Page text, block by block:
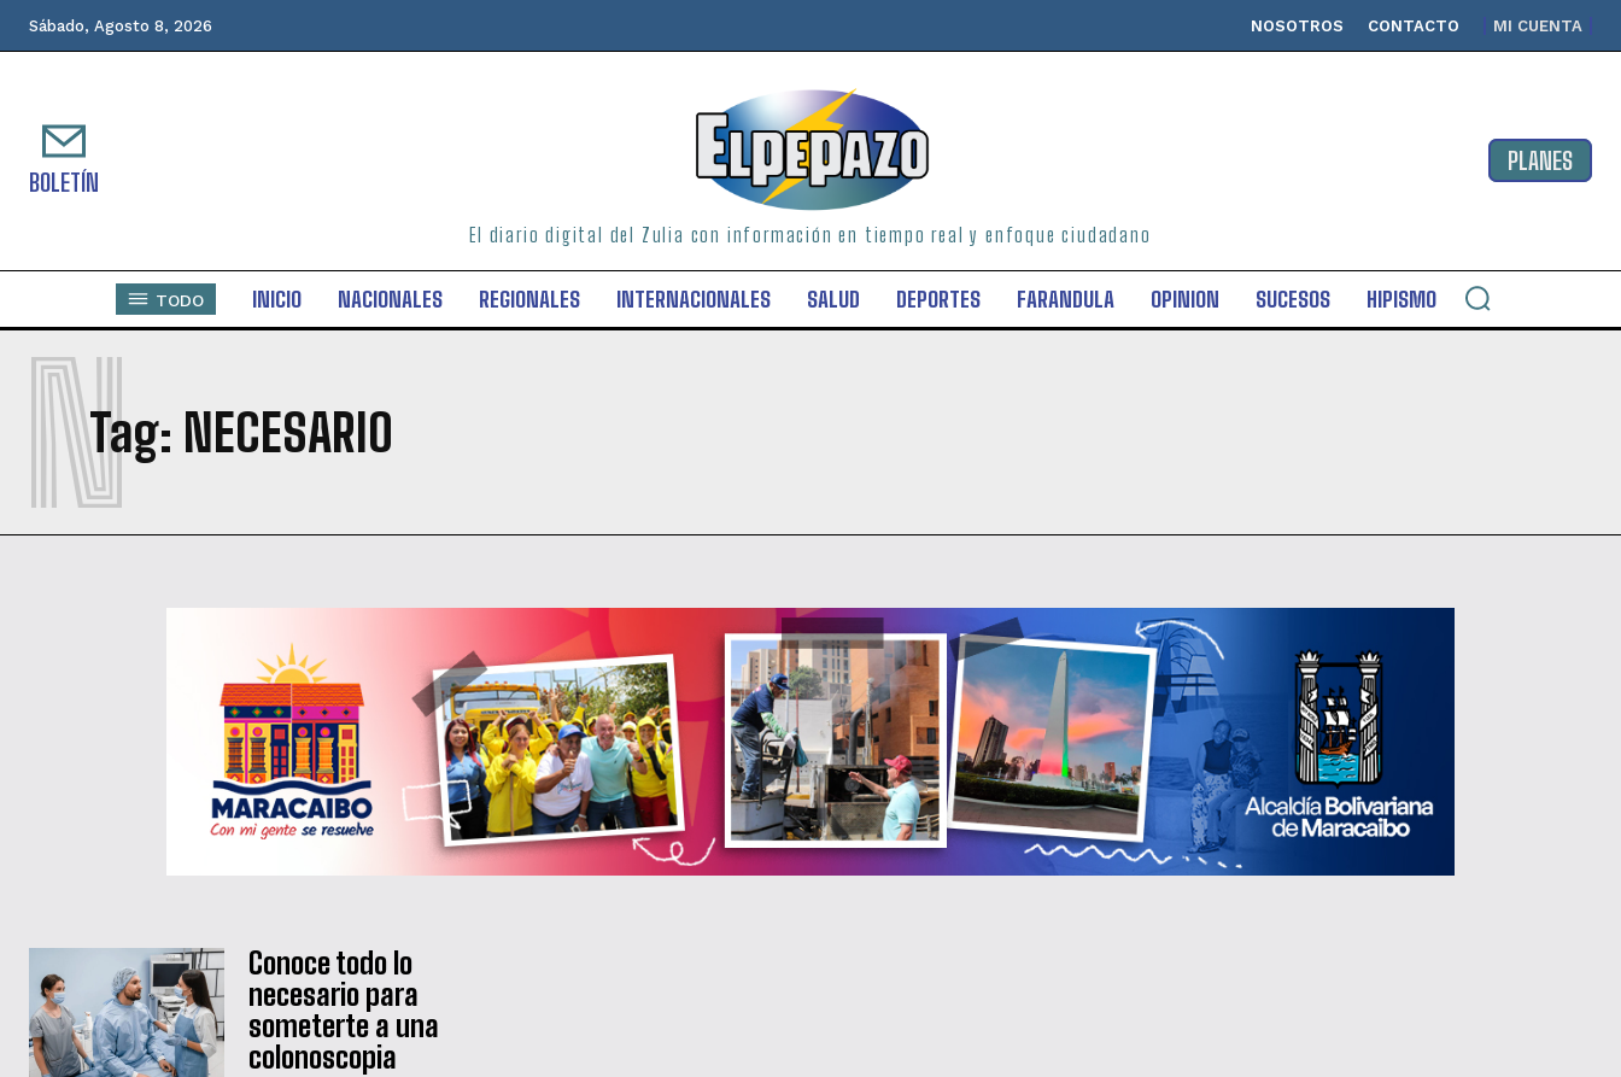
Sábado, Agosto 8, 2026 NOSOTROS CONTACTO MI CUENTA
BOLETÍN
El diario digital del Zulia con información en tiempo real y enfoque ciudadano
PLANES
TODO INICIO NACIONALES REGIONALES INTERNACIONALES SALUD DEPORTES FARANDULA OPINION SUCESOS HIPISMO
Tag: NECESARIO
N
Conoce todo lo
necesario para
someterte a una
colonoscopia